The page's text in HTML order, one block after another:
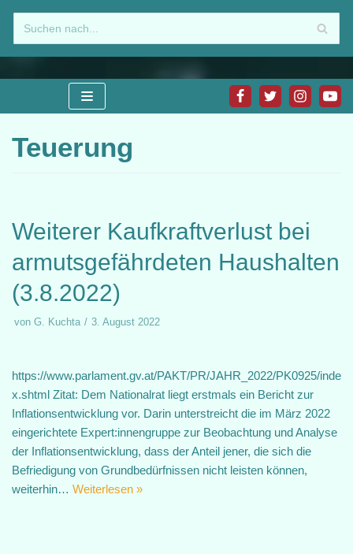
Zum
Inhalt
springen
Teuerung
Weiterer Kaufkraftverlust bei
armutsgefährdeten Haushalten
(3.8.2022)
von G. Kuchta 3. August 2022
https://www.parlament.gv.at/PAKT/PR/JAHR_2022/PK0925/inde
x.shtml Zitat: Dem Nationalrat liegt erstmals ein Bericht zur
Inflationsentwicklung vor. Darin unterstreicht die im März 2022
eingerichtete Expert:innengruppe zur Beobachtung und Analyse
der Inflationsentwicklung, dass der Anteil jener, die sich die
Befriedigung von Grundbedürfnissen nicht leisten können,
weiterhin… Weiterlesen »